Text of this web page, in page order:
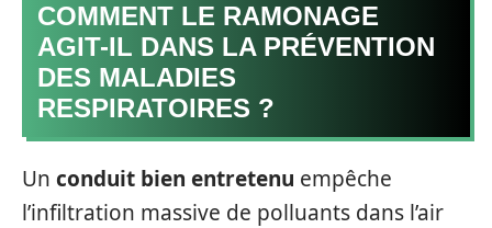
COMMENT LE RAMONAGE
AGIT-IL DANS LA PRÉVENTION
DES MALADIES
RESPIRATOIRES ?
Un conduit bien entretenu empêche
l’infiltration massive de polluants dans l’air